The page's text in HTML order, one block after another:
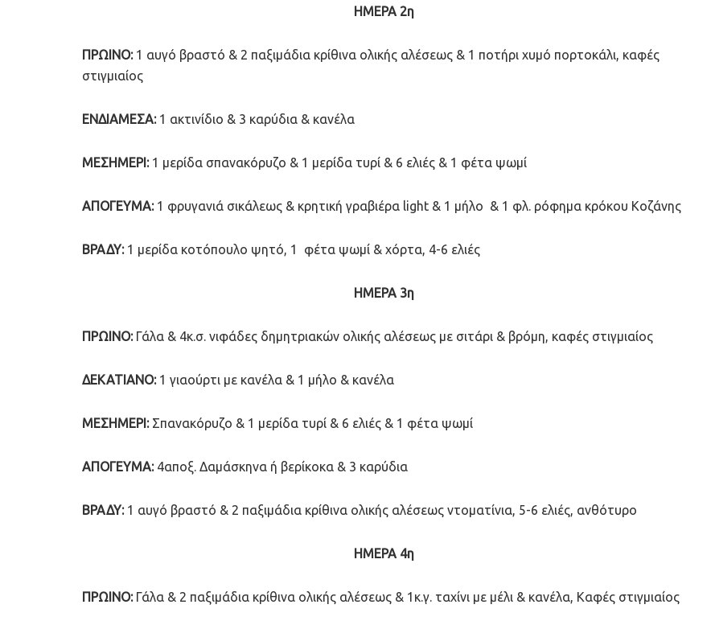
ΗΜΕΡΑ 2η
ΠΡΩΙΝΟ: 1 αυγό βραστό & 2 παξιμάδια κρίθινα ολικής αλέσεως & 1 ποτήρι χυμό πορτοκάλι, καφές
στιγμιαίος
ΕΝΔΙΑΜΕΣΑ: 1 ακτινίδιο & 3 καρύδια & κανέλα
ΜΕΣΗΜΕΡΙ: 1 μερίδα σπανακόρυζο & 1 μερίδα τυρί & 6 ελιές & 1 φέτα ψωμί
ΑΠΟΓΕΥΜΑ: 1 φρυγανιά σικάλεως & κρητική γραβιέρα light & 1 μήλο & 1 φλ. ρόφημα κρόκου Κοζάνης
ΒΡΑΔΥ: 1 μερίδα κοτόπουλο ψητό, 1 φέτα ψωμί & χόρτα, 4-6 ελιές
ΗΜΕΡΑ 3η
ΠΡΩΙΝΟ: Γάλα & 4κ.σ. νιφάδες δημητριακών ολικής αλέσεως με σιτάρι & βρόμη, καφές στιγμιαίος
ΔΕΚΑΤΙΑΝΟ: 1 γιαούρτι με κανέλα & 1 μήλο & κανέλα
ΜΕΣΗΜΕΡΙ: Σπανακόρυζο & 1 μερίδα τυρί & 6 ελιές & 1 φέτα ψωμί
ΑΠΟΓΕΥΜΑ: 4αποξ. Δαμάσκηνα ή βερίκοκα & 3 καρύδια
ΒΡΑΔΥ: 1 αυγό βραστό & 2 παξιμάδια κρίθινα ολικής αλέσεως ντοματίνια, 5-6 ελιές, ανθότυρο
ΗΜΕΡΑ 4η
ΠΡΩΙΝΟ: Γάλα & 2 παξιμάδια κρίθινα ολικής αλέσεως & 1κ.γ. ταχίνι με μέλι & κανέλα, Καφές στιγμιαίος